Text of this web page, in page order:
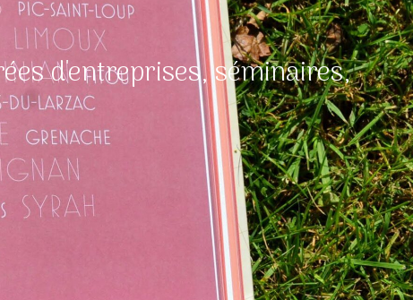
d'entreprises, séminaires,